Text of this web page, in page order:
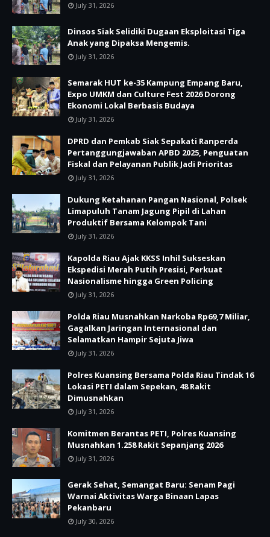
July 31, 2026
Dinsos Siak Selidiki Dugaan Eksploitasi Tiga
Anak yang Dipaksa Mengemis.
July 31, 2026
Semarak HUT ke-35 Kampung Empang Baru,
Expo UMKM dan Culture Fest 2026 Dorong
Ekonomi Lokal Berbasis Budaya
July 31, 2026
DPRD dan Pemkab Siak Sepakati Ranperda
Pertanggungjawaban APBD 2025, Penguatan
Fiskal dan Pelayanan Publik Jadi Prioritas
July 31, 2026
Dukung Ketahanan Pangan Nasional, Polsek
Limapuluh Tanam Jagung Pipil di Lahan
Produktif Bersama Kelompok Tani
July 31, 2026
Kapolda Riau Ajak KKSS Inhil Sukseskan
Ekspedisi Merah Putih Presisi, Perkuat
Nasionalisme hingga Green Policing
July 31, 2026
Polda Riau Musnahkan Narkoba Rp69,7 Miliar,
Gagalkan Jaringan Internasional dan
Selamatkan Hampir Sejuta Jiwa
July 31, 2026
Polres Kuansing Bersama Polda Riau Tindak 16
Lokasi PETI dalam Sepekan, 48 Rakit
Dimusnahkan
July 31, 2026
Komitmen Berantas PETI, Polres Kuansing
Musnahkan 1.258 Rakit Sepanjang 2026
July 31, 2026
Gerak Sehat, Semangat Baru: Senam Pagi
Warnai Aktivitas Warga Binaan Lapas
Pekanbaru
July 30, 2026